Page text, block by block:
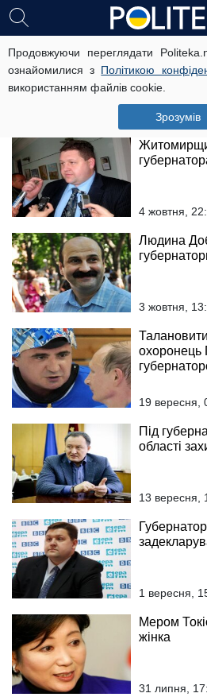
Продовжуючи переглядати
ознайомилися з Політикою
використанням файлів cookie.
Зрозумів
Путін
охоронця
6 жовтня,
4 жовтня,
Людина
3 жовтня,
охоронець
19 вересня,
Під
області
13 вересня,
1 вересня,
Мером
жінка
31 липня,